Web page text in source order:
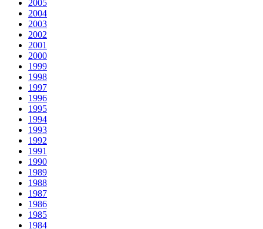
2005
2004
2003
2002
2001
2000
1999
1998
1997
1996
1995
1994
1993
1992
1991
1990
1989
1988
1987
1986
1985
1984